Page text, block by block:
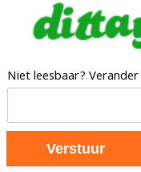
Niet leesbaar?